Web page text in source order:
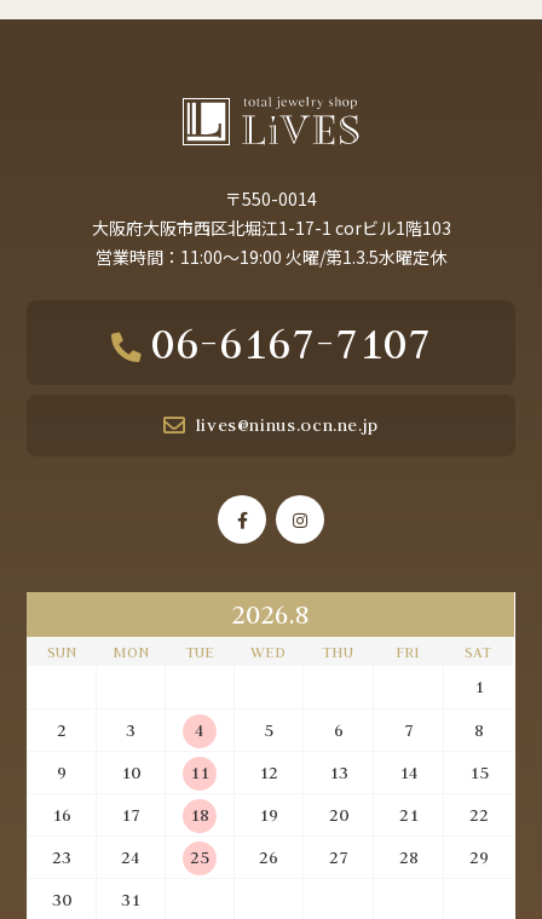
〒550-0014
大阪府大阪市西区北堀江1-17-1 corビル1階103
営業時間：11:00～19:00 火曜/第1.3.5水曜定休
06-6167-7107
lives@ninus.ocn.ne.jp
2026.8
SUN MON TUE WED THU FRI SAT
1
2
3 4 5 6 7
8
9
10 11 12 13 14
15
16
17 18 19 20 21
22
23
24 25 26 27 28
29
30
31